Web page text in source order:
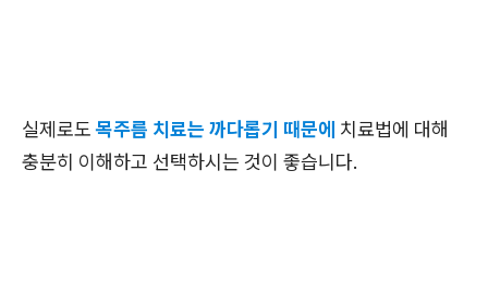
실제로도목주름 치료는 까다롭기 때문에 치료법에 대해
충분히 이해하고 선택하시는 것이 좋습니다.